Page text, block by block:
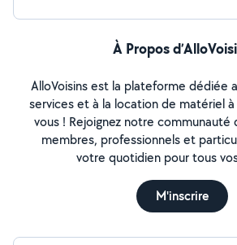
À Propos
AlloVoisins est la plateforme dédiée
services et à la location de matériel
vous ! Rejoignez notre communauté
membres, professionnels et
votre quotidien pour tous
M'inscrire